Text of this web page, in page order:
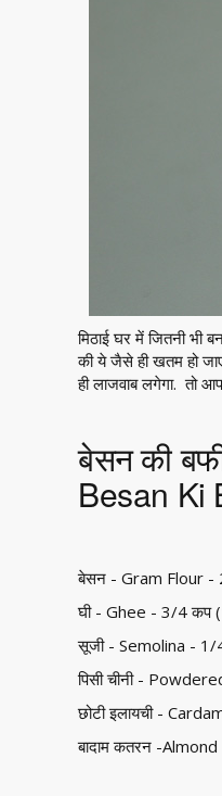
मिठाई घर में जितनी भी
की ये जैसे ही खतम हो
ही लाजवाब लगेगा. तो
बेसन की
Besan Ki
बेसन - Gram Flour -
घी - Ghee - 3/4 कप
सूजी - Semolina - 1/
पिसी चीनी -
छोटी इलायची -
बादाम कतरन -